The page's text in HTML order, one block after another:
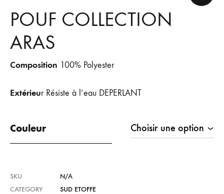
POUF COLLECTION
ARAS
Composition 100% Polyester
Extérieur Résiste à l’eau DEPERLANT
Couleur
SKU
N/A
CATEGORY
SUD ETOFFE